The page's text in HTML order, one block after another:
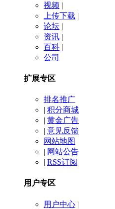
视频 |
上传下载 |
论坛 |
资讯 |
百科 |
公司
扩展专区
排名推广
| 积分商城
| 黄金广告
| 意见反馈
网站地图
| 网站公告
| RSS订阅
用户专区
用户中心 |